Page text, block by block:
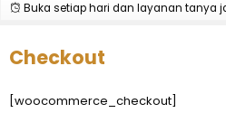
Buka setiap hari dan layanan tanya
Checkout
[woocommerce_checkout]